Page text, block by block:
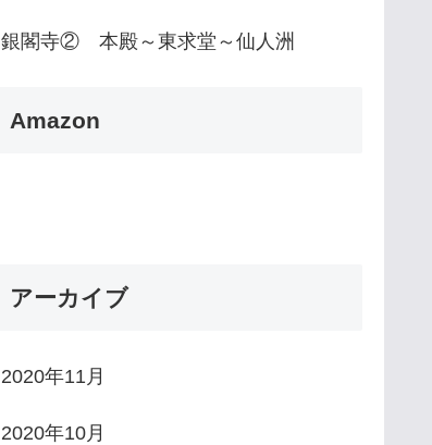
銀閣寺② 本殿～東求堂～仙人洲
Amazon
アーカイブ
2020年11月
2020年10月